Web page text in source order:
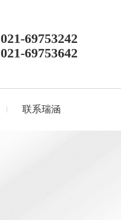
021-69753242
021-69753642
联系瑞涵